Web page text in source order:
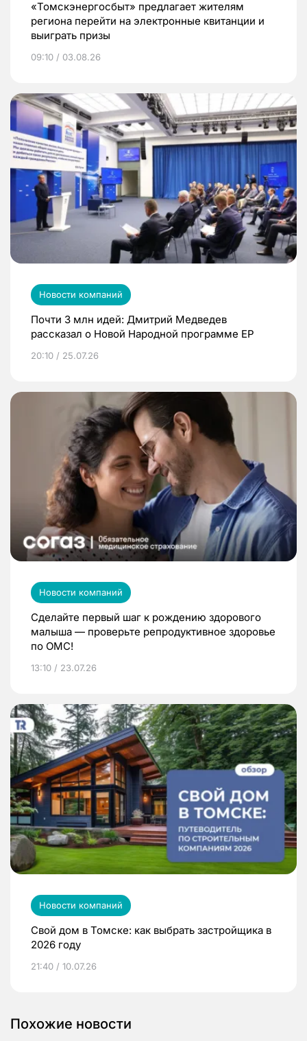
«Томскэнергосбыт» предлагает жителям
региона перейти на электронные квитанции и
выиграть призы
09:10 / 03.08.26
Новости компаний
Почти 3 млн идей: Дмитрий Медведев
рассказал о Новой Народной программе ЕР
20:10 / 25.07.26
Новости компаний
Сделайте первый шаг к рождению здорового
малыша — проверьте репродуктивное здоровье
по ОМС!
13:10 / 23.07.26
Новости компаний
Свой дом в Томске: как выбрать застройщика в
2026 году
21:40 / 10.07.26
Похожие новости